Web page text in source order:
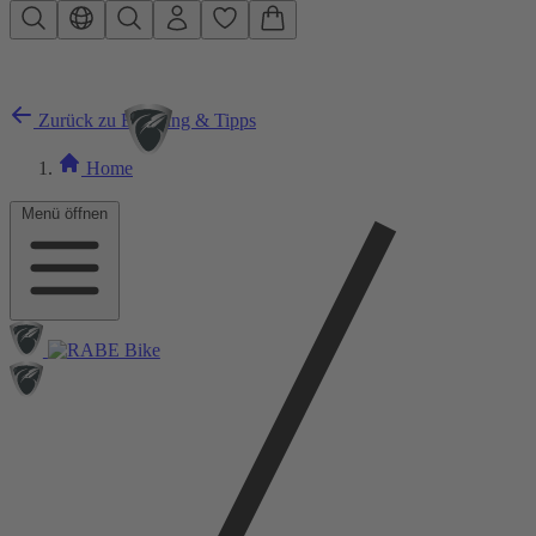
Zum Hauptinhalt springen
Menü öffnen
Zurück zu Beratung & Tipps
Home